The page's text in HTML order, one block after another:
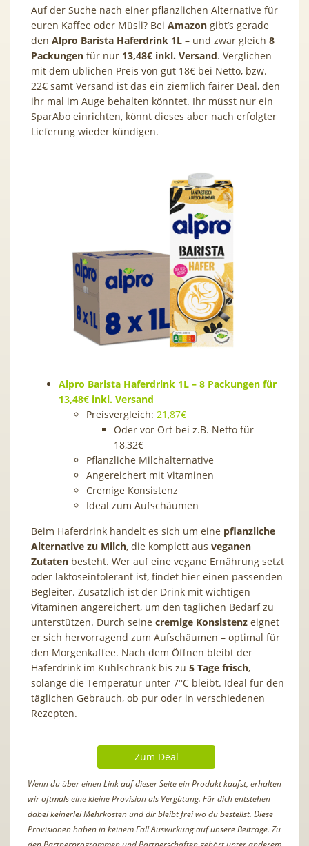
Auf der Suche nach einer pflanzlichen Alternative für
euren Kaffee oder Müsli? Bei Amazon gibt’s gerade
den Alpro Barista Haferdrink 1L – und zwar gleich 8
Packungen für nur 13,48€ inkl. Versand. Verglichen
mit dem üblichen Preis von gut 18€ bei Netto, bzw.
22€ samt Versand ist das ein ziemlich fairer Deal, den
ihr mal im Auge behalten könntet. Ihr müsst nur ein
SparAbo einrichten, könnt dieses aber nach erfolgter
Lieferung wieder kündigen.
Alpro Barista Haferdrink 1L – 8 Packungen für
13,48€ inkl. Versand
Preisvergleich: 21,87€
Oder vor Ort bei z.B. Netto für
18,32€
Pflanzliche Milchalternative
Angereichert mit Vitaminen
Cremige Konsistenz
Ideal zum Aufschäumen
Beim Haferdrink handelt es sich um eine pflanzliche
Alternative zu Milch, die komplett aus veganen
Zutaten besteht. Wer auf eine vegane Ernährung setzt
oder laktoseintolerant ist, findet hier einen passenden
Begleiter. Zusätzlich ist der Drink mit wichtigen
Vitaminen angereichert, um den täglichen Bedarf zu
unterstützen. Durch seine cremige Konsistenz eignet
er sich hervorragend zum Aufschäumen – optimal für
den Morgenkaffee. Nach dem Öffnen bleibt der
Haferdrink im Kühlschrank bis zu 5 Tage frisch,
solange die Temperatur unter 7°C bleibt. Ideal für den
täglichen Gebrauch, ob pur oder in verschiedenen
Rezepten.
Zum Deal
Wenn du über einen Link auf dieser Seite ein Produkt kaufst, erhalten
wir oftmals eine kleine Provision als Vergütung. Für dich entstehen
dabei keinerlei Mehrkosten und dir bleibt frei wo du bestellst. Diese
Provisionen haben in keinem Fall Auswirkung auf unsere Beiträge. Zu